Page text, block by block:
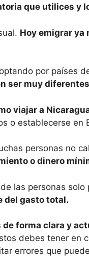
que utilices y
Hoy emigrar
por países
ser muy
viajar a
o establecerse en
personas no
o dinero
las personas solo
del gasto total.
forma clara y
debes tener en
errores que